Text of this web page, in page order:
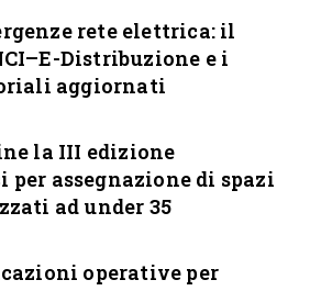
rete elettrica: il
Distribuzione e i
aggiornati
la III edizione
per assegnazione di spazi
ad under 35
operative per